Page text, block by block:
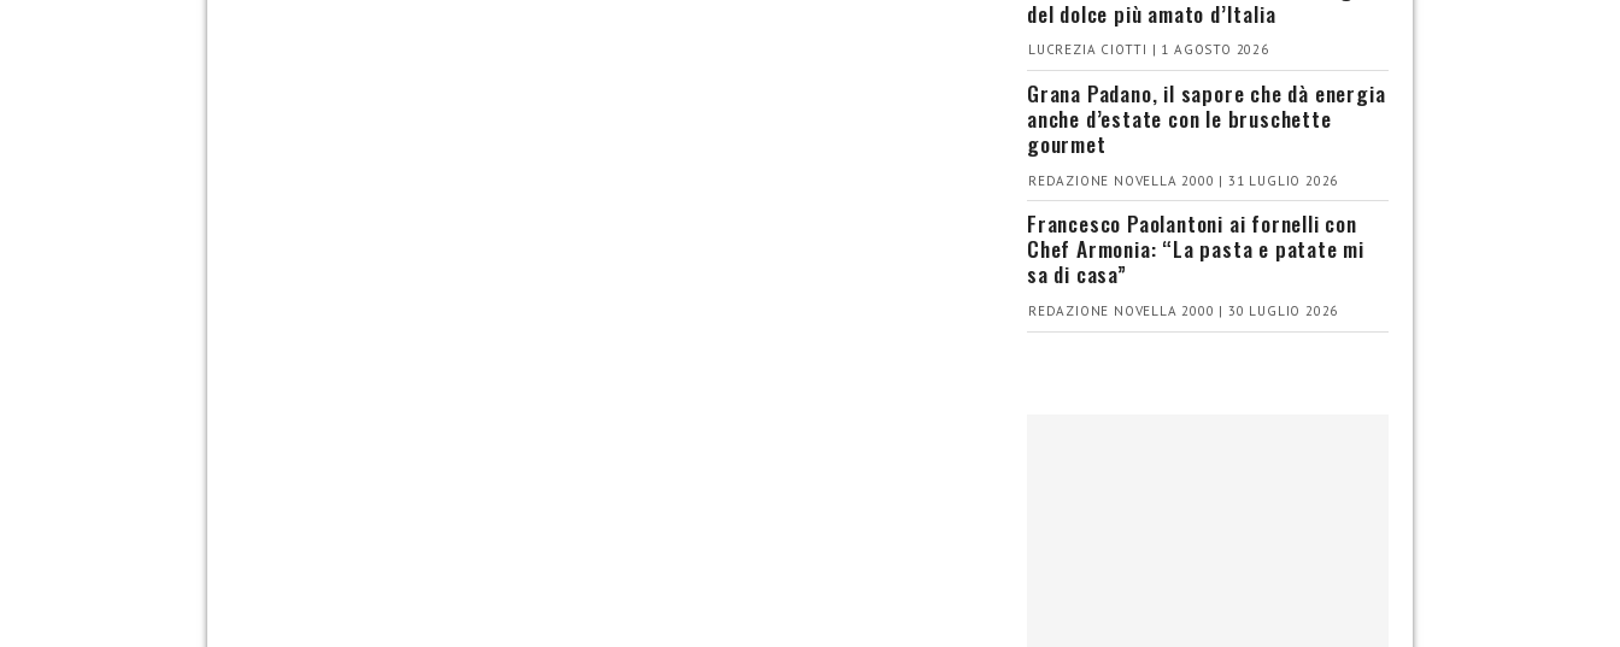
del dolce più amato d’Italia
LUCREZIA CIOTTI | 1 AGOSTO 2026
Grana Padano, il sapore che dà energia
anche d’estate con le bruschette
gourmet
REDAZIONE NOVELLA 2000 | 31 LUGLIO 2026
Francesco Paolantoni ai fornelli con
Chef Armonia: “La pasta e patate mi
sa di casa”
REDAZIONE NOVELLA 2000 | 30 LUGLIO 2026